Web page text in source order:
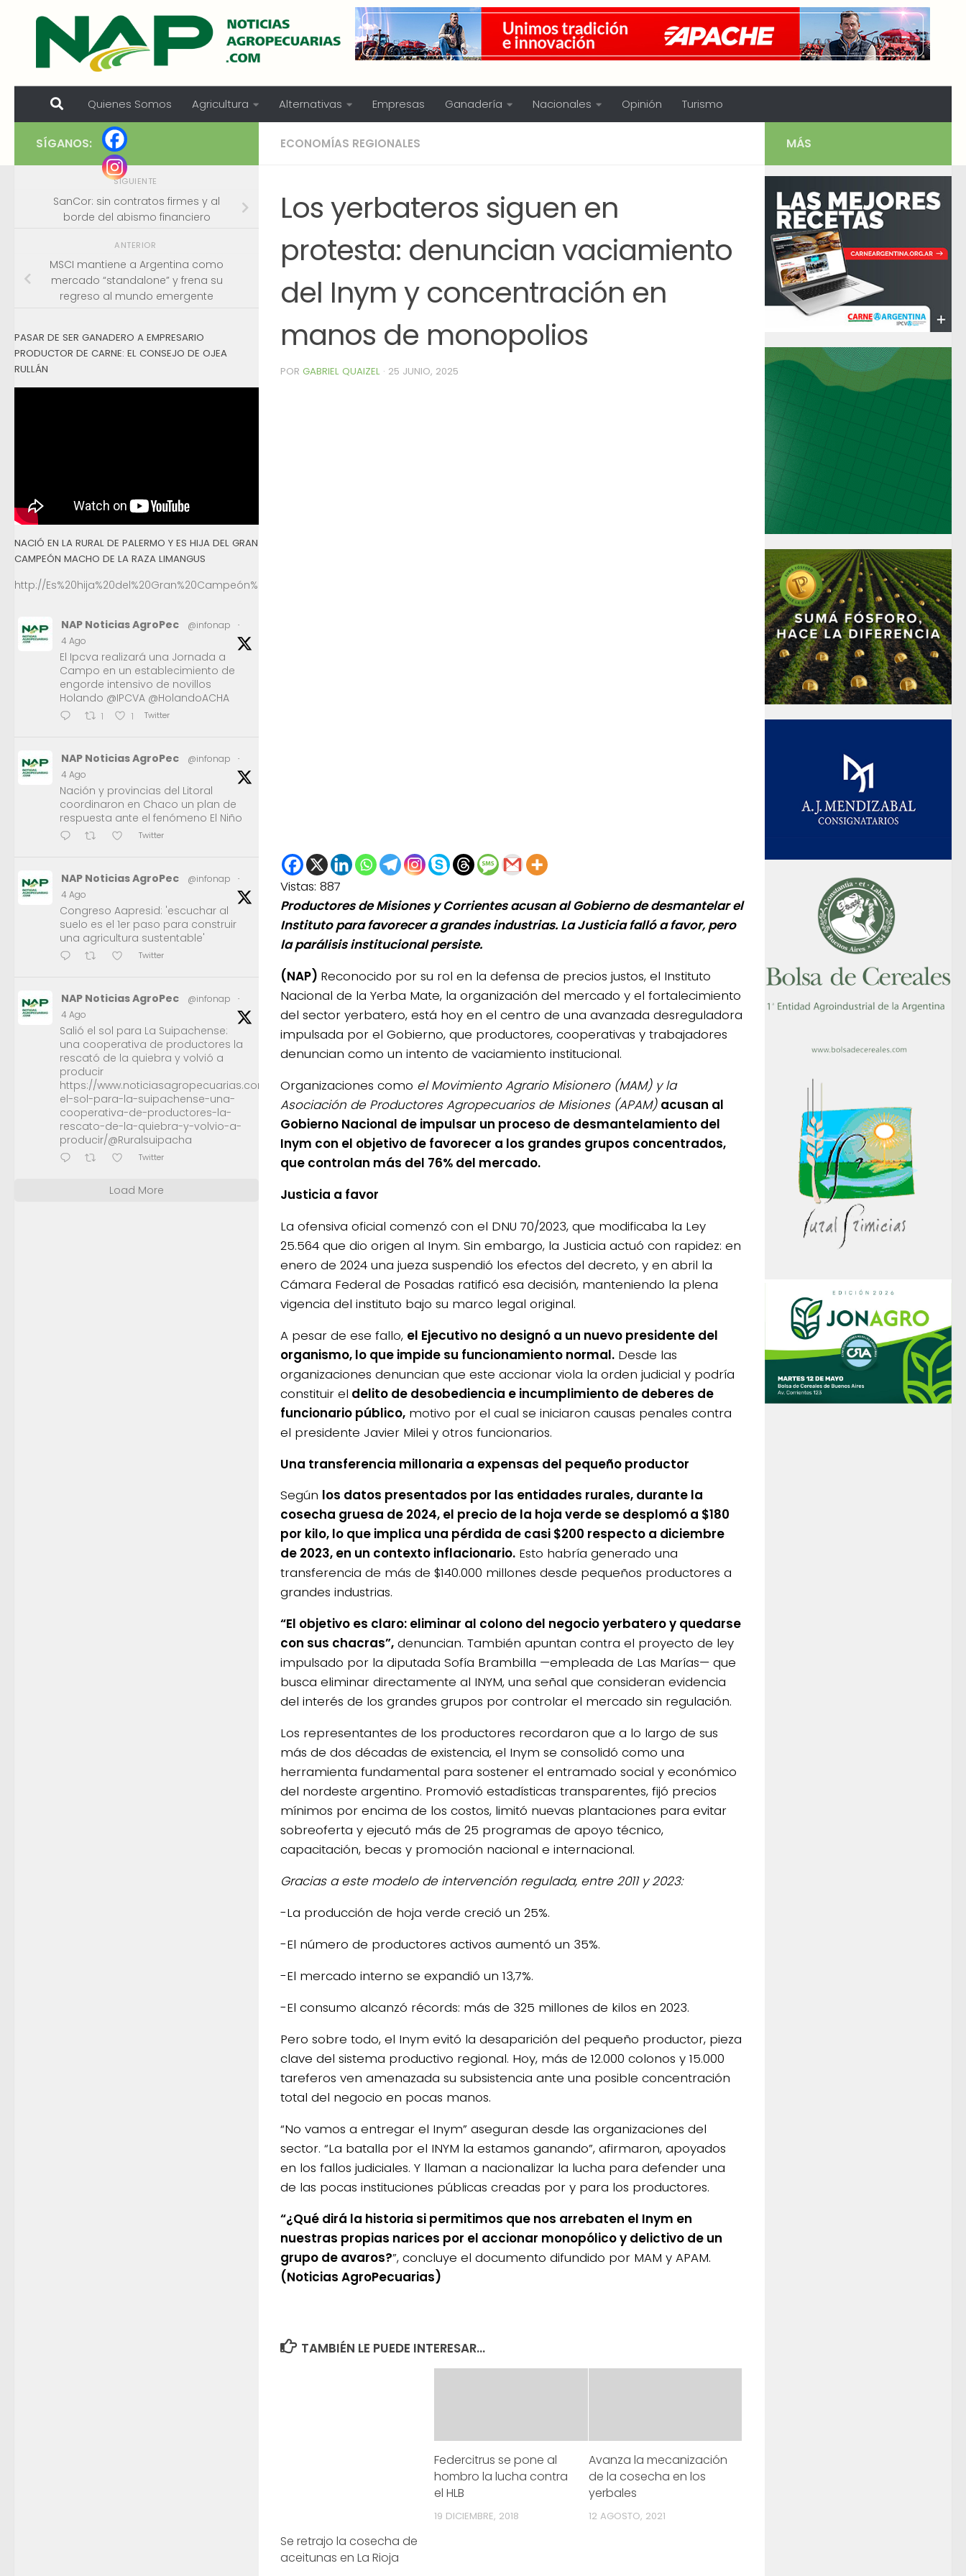
Skip to content
Quienes Somos Agricultura Alternativas Empresas Ganadería Nacionales Opinión Turismo
ECONOMÍAS REGIONALES
Los yerbateros siguen en
protesta: denuncian vaciamiento
del Inym y concentración en
manos de monopolios
POR GABRIEL QUAIZEL · 25 JUNIO, 2025
Vistas: 887
Productores de Misiones y Corrientes acusan al Gobierno de desmantelar el
Instituto para favorecer a grandes industrias. La Justicia falló a favor, pero
la parálisis institucional persiste.
(NAP) Reconocido por su rol en la defensa de precios justos, el Instituto
Nacional de la Yerba Mate, la organización del mercado y el fortalecimiento
del sector yerbatero, está hoy en el centro de una avanzada desreguladora
impulsada por el Gobierno, que productores, cooperativas y trabajadores
denuncian como un intento de vaciamiento institucional.
Organizaciones como el Movimiento Agrario Misionero (MAM) y la
Asociación de Productores Agropecuarios de Misiones (APAM) acusan al
Gobierno Nacional de impulsar un proceso de desmantelamiento del
Inym con el objetivo de favorecer a los grandes grupos concentrados,
que controlan más del 76% del mercado.
Justicia a favor
La ofensiva oficial comenzó con el DNU 70/2023, que modificaba la Ley
25.564 que dio origen al Inym. Sin embargo, la Justicia actuó con rapidez: en
enero de 2024 una jueza suspendió los efectos del decreto, y en abril la
Cámara Federal de Posadas ratificó esa decisión, manteniendo la plena
vigencia del instituto bajo su marco legal original.
A pesar de ese fallo, el Ejecutivo no designó a un nuevo presidente del
organismo, lo que impide su funcionamiento normal. Desde las
organizaciones denuncian que este accionar viola la orden judicial y podría
constituir el delito de desobediencia e incumplimiento de deberes de
funcionario público, motivo por el cual se iniciaron causas penales contra
el presidente Javier Milei y otros funcionarios.
Una transferencia millonaria a expensas del pequeño productor
Según los datos presentados por las entidades rurales, durante la
cosecha gruesa de 2024, el precio de la hoja verde se desplomó a $180
por kilo, lo que implica una pérdida de casi $200 respecto a diciembre
de 2023, en un contexto inflacionario. Esto habría generado una
transferencia de más de $140.000 millones desde pequeños productores a
grandes industrias.
“El objetivo es claro: eliminar al colono del negocio yerbatero y quedarse
con sus chacras”, denuncian. También apuntan contra el proyecto de ley
impulsado por la diputada Sofía Brambilla —empleada de Las Marías— que
busca eliminar directamente al INYM, una señal que consideran evidencia
del interés de los grandes grupos por controlar el mercado sin regulación.
Los representantes de los productores recordaron que a lo largo de sus
más de dos décadas de existencia, el Inym se consolidó como una
herramienta fundamental para sostener el entramado social y económico
del nordeste argentino. Promovió estadísticas transparentes, fijó precios
mínimos por encima de los costos, limitó nuevas plantaciones para evitar
sobreoferta y ejecutó más de 25 programas de apoyo técnico,
capacitación, becas y promoción nacional e internacional.
Gracias a este modelo de intervención regulada, entre 2011 y 2023:
-La producción de hoja verde creció un 25%.
-El número de productores activos aumentó un 35%.
-El mercado interno se expandió un 13,7%.
-El consumo alcanzó récords: más de 325 millones de kilos en 2023.
Pero sobre todo, el Inym evitó la desaparición del pequeño productor, pieza
clave del sistema productivo regional. Hoy, más de 12.000 colonos y 15.000
tareferos ven amenazada su subsistencia ante una posible concentración
total del negocio en pocas manos.
“No vamos a entregar el Inym” aseguran desde las organizaciones del
sector. “La batalla por el INYM la estamos ganando”, afirmaron, apoyados
en los fallos judiciales. Y llaman a nacionalizar la lucha para defender una
de las pocas instituciones públicas creadas por y para los productores.
“¿Qué dirá la historia si permitimos que nos arrebaten el Inym en
nuestras propias narices por el accionar monopólico y delictivo de un
grupo de avaros?”, concluye el documento difundido por MAM y APAM.
(Noticias AgroPecuarias)
TAMBIÉN LE PUEDE INTERESAR...
Se retrajo la cosecha de
aceitunas en La Rioja
Federcitrus se pone al
hombro la lucha contra
el HLB
19 DICIEMBRE, 2018
Avanza la mecanización
de la cosecha en los
yerbales
12 AGOSTO, 2021
SÍGANOS:
SIGUIENTE
SanCor: sin contratos firmes y al
borde del abismo financiero
ANTERIOR
MSCI mantiene a Argentina como
mercado “standalone” y frena su
regreso al mundo emergente
PASAR DE SER GANADERO A EMPRESARIO
PRODUCTOR DE CARNE: EL CONSEJO DE OJEA
RULLÁN
NACIÓ EN LA RURAL DE PALERMO Y ES HIJA DEL GRAN
CAMPEÓN MACHO DE LA RAZA LIMANGUS
http://Es%20hija%20del%20Gran%20Campeón%20Macho%20de%20la%20Raza%20Limangus,
NAP Noticias AgroPec @infonap
·
4 Ago
El Ipcva realizará una Jornada a
Campo en un establecimiento de
engorde intensivo de novillos
Holando @IPCVA @HolandoACHA
1 1 Twitter
NAP Noticias AgroPec @infonap
·
4 Ago
Nación y provincias del Litoral
coordinaron en Chaco un plan de
respuesta ante el fenómeno El Niño
Twitter
NAP Noticias AgroPec @infonap
·
4 Ago
Congreso Aapresid: 'escuchar al
suelo es el 1er paso para construir
una agricultura sustentable'
Twitter
NAP Noticias AgroPec @infonap
·
4 Ago
Salió el sol para La Suipachense:
una cooperativa de productores la
rescató de la quiebra y volvió a
producir
https://www.noticiasagropecuarias.com/2026/08/04/salio-
el-sol-para-la-suipachense-una-
cooperativa-de-productores-la-
rescato-de-la-quiebra-y-volvio-a-
producir/@Ruralsuipacha
Twitter
Load More
MÁS